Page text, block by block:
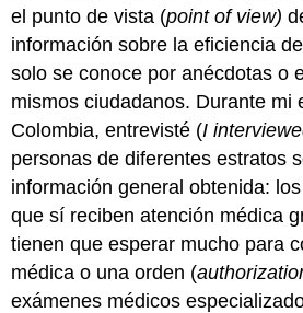
el punto de vista (point of view)
información sobre la eficiencia
solo se conoce por anécdotas o
mismos ciudadanos. Durante mi
Colombia, entrevisté (I
personas de diferentes estratos
información general obtenida:
que sí reciben atención médica
tienen que esperar mucho para
médica o una orden (
exámenes médicos